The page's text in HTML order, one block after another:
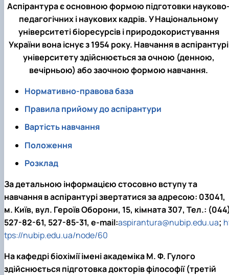
Аспірантура є основною формою підготовки
педагогічних і наукових кадрів. У Національному
університеті біоресурсів і природокористування
України вона існує з 1954 року. Навчання в аспірантурі
університету здійснюється за очною (денною,
вечірньою) або заочною формою навчання.
Нормативно-правова база
Правила прийому до аспірантури
Вартість навчання
Положення
Розклад
За детальною інформацією стосовно вступу та
навчання в аспірантурі звертатися за адресою: 03041,
м. Київ, вул. Героїв Оборони, 15, кімната 307, Тел.:
527-82-61, 527-85-31, e-mail:aspirantura@nubip.edu.ua;
tps://nubip.edu.ua/node/60
На кафедрі біохімії імені академіка М. Ф. Гулого
здійснюється підготовка докторів філософії (третій